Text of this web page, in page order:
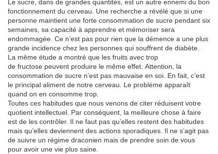
Le sucre, dans de grandes quantités, est un autre ennemi du bon
fonctionnement du cerveau. Une recherche a révélé que si une
personne maintient une forte consommation de sucre pendant six
semaines, sa capacité à apprendre et mémoriser sera
endommagée. Ce n’est pas pour rien que la démence a une plus
grande incidence chez les personnes qui souffrent de diabète.
La même étude a montré que les fruits avec trop
de fructose peuvent produire le même effet. Attention, la
consommation de sucre n’est pas mauvaise en soi. En fait, c’est
le principal aliment de notre cerveau. Le problème apparaît
quand on en consomme trop.
Toutes ces habitudes que nous venons de citer réduisent votre
quotient intellectuel. Par conséquent, la meilleure chose à faire
est de les contrôler. Il ne faut pas qu’elles restent des habitudes
mais qu’elles deviennent des actions sporadiques. Il ne s’agit pas
de suivre un régime draconien mais de prendre soin de vous
pour avoir une vie plus saine.